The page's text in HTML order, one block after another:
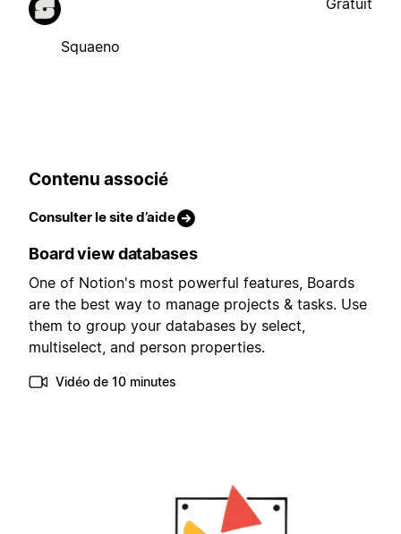
Squaeno
Contenu associé
Consulter le site d’aide
Board view databases
One of Notion's most powerful features, Boards
are the best way to manage projects & tasks. Use
them to group your databases by select,
multiselect, and person properties.
Vidéo de 10 minutes